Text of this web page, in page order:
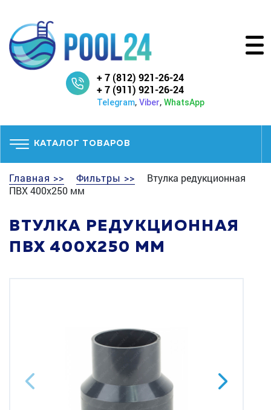
+ 7 (812) 921-26-24
+ 7 (911) 921-26-24
Telegram, Viber, WhatsApp
КАТАЛОГ ТОВАРОВ
Главная >> Фильтры >>
Втулка редукционная
ПВХ 400x250 мм
ВТУЛКА РЕДУКЦИОННАЯ
ПВХ 400X250 ММ